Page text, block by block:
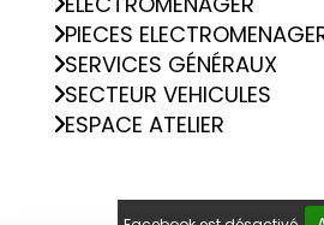
PIECES
SERVICES GÉNÉRAUX
SECTEUR VEHICULES
ESPACE ATELIER